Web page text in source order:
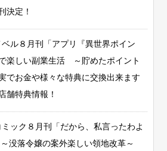
決定！
ベル８月刊「アプリ『異世界ポイン
楽しい副業生活 ～貯めたポイント
でお金や様々な特典に交換出来ます
舗特典情報！
ック８月刊「だから、私言ったわよ
没落令嬢の案外楽しい領地改革～